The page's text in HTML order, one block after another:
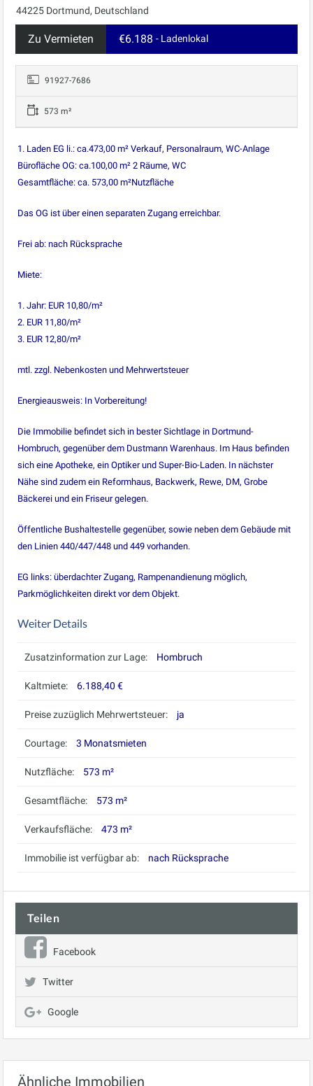
44225 Dortmund, Deutschland
Zu Vermieten €6.188 - Ladenlokal
91927-7686
573 m²
1. Laden EG li.: ca.473,00 m² Verkauf, Personalraum, WC-Anlage
Bürofläche OG: ca.100,00 m² 2 Räume, WC
Gesamtfläche: ca. 573,00 m²Nutzfläche
Das OG ist über einen separaten Zugang erreichbar.
Frei ab: nach Rücksprache
Miete:
1. Jahr: EUR 10,80/m²
2. EUR 11,80/m²
3. EUR 12,80/m²
mtl. zzgl. Nebenkosten und Mehrwertsteuer
Energieausweis: In Vorbereitung!
Die Immobilie befindet sich in bester Sichtlage in Dortmund-
Hombruch, gegenüber dem Dustmann Warenhaus. Im Haus befinden
sich eine Apotheke, ein Optiker und Super-Bio-Laden. In nächster
Nähe sind zudem ein Reformhaus, Backwerk, Rewe, DM, Grobe
Bäckerei und ein Friseur gelegen.
Öffentliche Bushaltestelle gegenüber, sowie neben dem Gebäude mit
den Linien 440/447/448 und 449 vorhanden.
EG links: überdachter Zugang, Rampenandienung möglich,
Parkmöglichkeiten direkt vor dem Objekt.
Weiter Details
Zusatzinformation zur Lage: Hombruch
Kaltmiete: 6.188,40 €
Preise zuzüglich Mehrwertsteuer: ja
Courtage: 3 Monatsmieten
Nutzfläche: 573 m²
Gesamtfläche: 573 m²
Verkaufsfläche: 473 m²
Immobilie ist verfügbar ab: nach Rücksprache
Teilen
Facebook
Twitter
Google
Ähnliche Immobilien